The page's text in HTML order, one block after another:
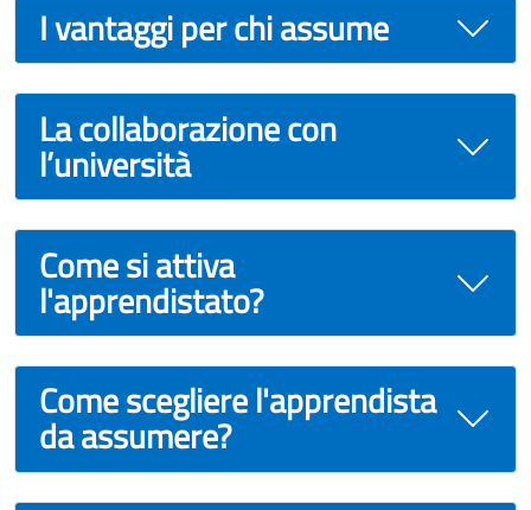
I vantaggi per chi assume
La collaborazione con
l’università
Come si attiva
l'apprendistato?
Come scegliere l'apprendista
da assumere?